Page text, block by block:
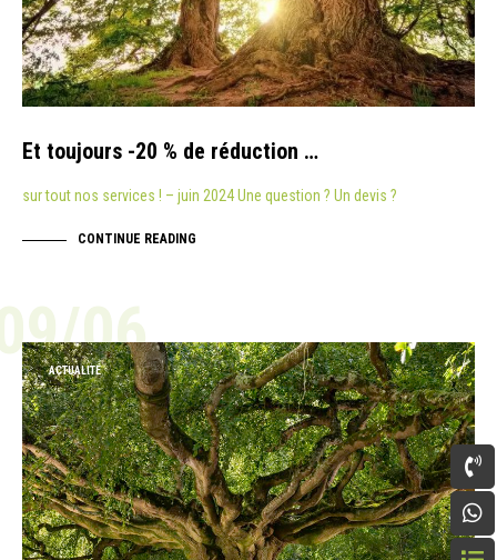
Et toujours -20 % de réduction …
sur tout nos services ! – juin 2024 Une question ? Un devis ?
CONTINUE READING
06
ACTUALITÉ